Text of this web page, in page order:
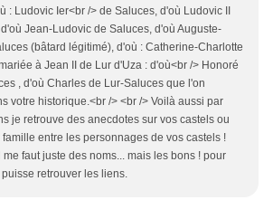
: Ludovic Ier<br /> de Saluces, d'où Ludovic II
Jean-Ludovic de Saluces, d'où Auguste-
(bâtard légitimé), d'où : Catherine-Charlotte
à Jean II de Lur d'Uza : d'où<br /> Honoré
, d'où Charles de Lur-Saluces que l'on
votre historique.<br /> <br /> Voilà aussi par
je retrouve des anecdotes sur vos castels ou
entre les personnages de vos castels !
me faut juste des noms... mais les bons ! pour
retrouver les liens.